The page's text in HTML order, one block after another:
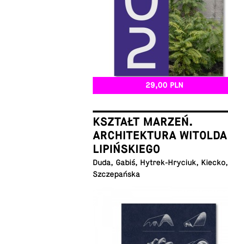
29,00 PLN
KSZTAŁT MARZEŃ.
ARCHITEKTURA WITOLDA
LIPIŃSKIEGO
Duda, Gabiś, Hy­trek-Hry­ciuk, Kiecko,
Szczepańska